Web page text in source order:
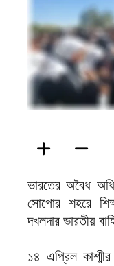
ভারতের অবৈধ
সোপোর শহরে
দখলদার ভারতীয়
১৪ এপ্রিল কাশ্মীর